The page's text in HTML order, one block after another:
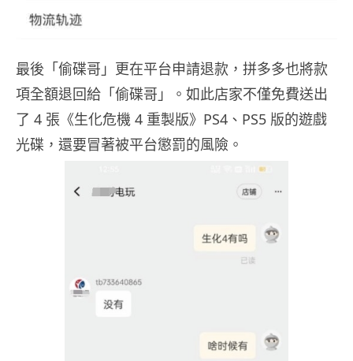
最後「偷碟哥」更在平台申請退款，拼多多也將款
項全額退回給「偷碟哥」。如此店家不僅免費送出
了 4 張《生化危機 4 重製版》PS4、PS5 版的遊戲
光碟，還要冒著被平台懲罰的風險。